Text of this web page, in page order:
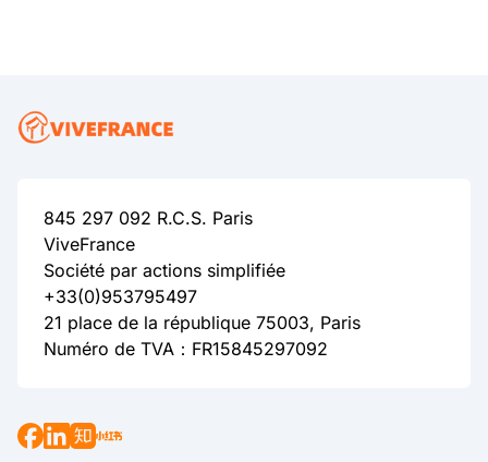
845 297 092 R.C.S. Paris
ViveFrance
Société par actions simplifiée
+33(0)953795497
21 place de la république 75003, Paris
Numéro de TVA：FR15845297092